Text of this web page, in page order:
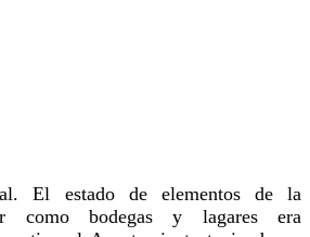
El estado de elementos de la
como bodegas y lagares era